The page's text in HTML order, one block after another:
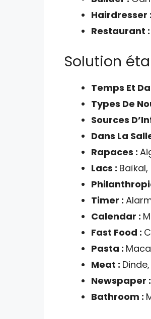
Hairdresser :
Restaurant :
Solution
Temps Et
Types De
Sources
Dans La
Rapaces :
Lacs :
Timer :
Calendar :
Fast Food :
Pasta :
Meat :
Newspaper :
Bathroom :